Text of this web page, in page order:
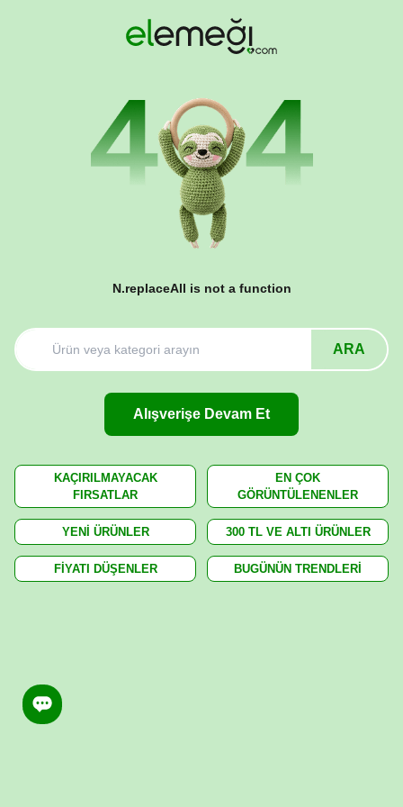
N.replaceAll is not a function
ARA
Alışverişe Devam Et
KAÇIRILMAYACAK
FIRSATLAR
EN ÇOK
GÖRÜNTÜLENENLER
YENİ ÜRÜNLER 300 TL VE ALTI ÜRÜNLER
FİYATI DÜŞENLER BUGÜNÜN TRENDLERİ